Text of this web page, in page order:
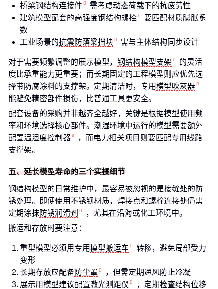
桥梁钢结构连接件
需考虑动态荷载下的抗疲劳性
建筑模型配套的高强度钢结构螺栓
要匹配材质膨胀系
数
工业场景的抗震防落梁挡块 需与主体结构同步设计
对于需要频繁调整的展示模型， 钢结构模型支架
的灵活
度比承重能力更重要；而长期固定的工程模型则应优先选
择带防腐涂料的支撑架。定期清洁时，专用模型吹灰器
能避免精密部件损伤，比普通工具更安全。
配套设备的采购并非越齐全越好，关键是根据模型使用频
率和环境选择核心部件。潮湿环境中运行的模型需要额外
配置温湿度控制器
，而电力相关项目则要匹配专用线路
支撑架。
五、延长模型寿命的三个实操细节
钢结构模型的日常维护中，最容易被忽视的是接缝处的防
锈处理。即便使用不锈钢材质，焊接点和螺栓连接处仍需
定期涂抹防锈润滑剂
，尤其在沿海或化工环境中。
搬运和存放时要注意：
重型模型必须用专用模型搬运车
转移，避免局部受力
变形
长期存放应配备防尘罩
，但需定期通风防止冷凝
展示用模型建议配置激光测距仪 ，定期检查结构位移